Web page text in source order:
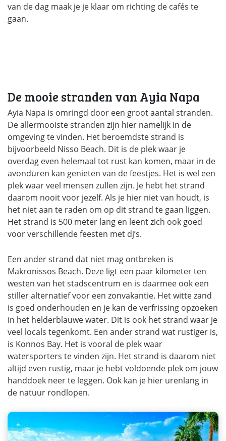
van de dag maak je je klaar om richting de cafés te
gaan.
De mooie stranden van Ayia Napa
Ayia Napa is omringd door een groot aantal stranden.
De allermooiste stranden zijn hier namelijk in de
omgeving te vinden. Het beroemdste strand is
bijvoorbeeld Nisso Beach. Dit is de plek waar je
overdag even helemaal tot rust kan komen, maar in de
avonduren kan genieten van de feestjes. Het is wel een
plek waar veel mensen zullen zijn. Je hebt het strand
daarom nooit voor jezelf. Als je hier niet van houdt, is
het niet aan te raden om op dit strand te gaan liggen.
Het strand is 500 meter lang en leent zich ook goed
voor verschillende feesten met dj’s.
Een ander strand dat niet mag ontbreken is
Makronissos Beach. Deze ligt een paar kilometer ten
westen van het stadscentrum en is daarmee ook een
stiller alternatief voor een zonvakantie. Het witte zand
is goed onderhouden en je kan de verfrissing opzoeken
in het helderblauwe water. Dit is ook het strand waar je
veel locals tegenkomt. Een ander strand wat rustiger is,
is Konnos Bay. Het is vooral de plek waar
watersporters te vinden zijn. Het strand is daarom niet
altijd even rustig, maar je hebt voldoende plek om jouw
handdoek neer te leggen. Ook kan je hier urenlang in
de natuur rondlopen.